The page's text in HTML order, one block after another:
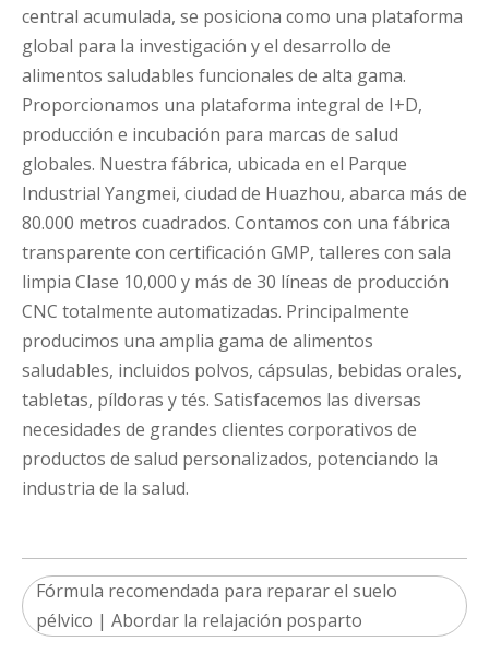
central acumulada, se posiciona como una plataforma
global para la investigación y el desarrollo de
alimentos saludables funcionales de alta gama.
Proporcionamos una plataforma integral de I+D,
producción e incubación para marcas de salud
globales. Nuestra fábrica, ubicada en el Parque
Industrial Yangmei, ciudad de Huazhou, abarca más de
80.000 metros cuadrados. Contamos con una fábrica
transparente con certificación GMP, talleres con sala
limpia Clase 10,000 y más de 30 líneas de producción
CNC totalmente automatizadas. Principalmente
producimos una amplia gama de alimentos
saludables, incluidos polvos, cápsulas, bebidas orales,
tabletas, píldoras y tés. Satisfacemos las diversas
necesidades de grandes clientes corporativos de
productos de salud personalizados, potenciando la
industria de la salud.
Fórmula recomendada para reparar el suelo
pélvico | Abordar la relajación posparto